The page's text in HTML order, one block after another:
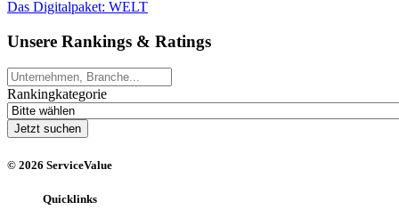
Das Digitalpaket: WELT
Unsere Rankings & Ratings
Rankingkategorie
© 2026 ServiceValue
Quicklinks